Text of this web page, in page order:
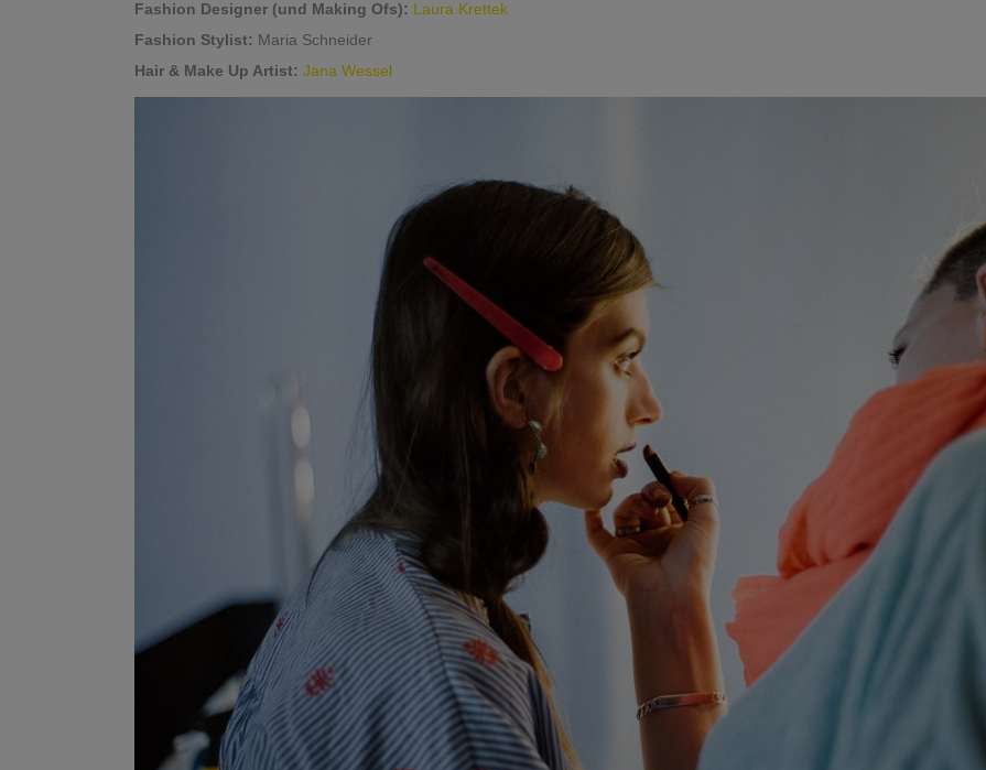
Fashion Designer (und Making Ofs): Laura Krettek
Fashion Stylist: Maria Schneider
Hair & Make Up Artist: Jana Wessel